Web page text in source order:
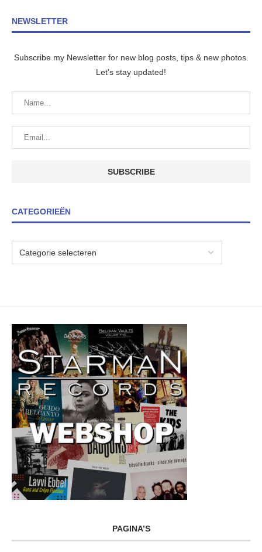
NEWSLETTER
Subscribe my Newsletter for new blog posts, tips & new photos.
Let's stay updated!
CATEGORIEËN
PAGINA’S